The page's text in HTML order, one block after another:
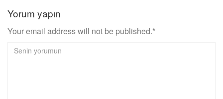
Yorum yapın
Your email address will not be published.*